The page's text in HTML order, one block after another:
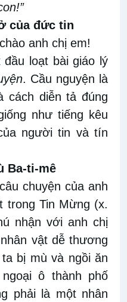
của đức tin
anh chị em!
loạt bài giáo lý
. Cầu nguyện là
cách diễn tả đúng
như tiếng kêu
người tin và tín
Ba-ti-mê
chuyện của anh
trong Tin Mừng (x.
nhận với anh chị
vật dễ thương
bị mù và ngồi ăn
ô thành phố
phải là một nhân